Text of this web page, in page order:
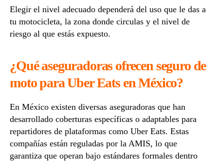
Elegir el nivel adecuado dependerá del uso que le das a
tu motocicleta, la zona donde circulas y el nivel de
riesgo al que estás expuesto.
¿Qué aseguradoras ofrecen seguro de
moto para Uber Eats en México?
En México existen diversas aseguradoras que han
desarrollado coberturas específicas o adaptables para
repartidores de plataformas como Uber Eats. Estas
compañías están reguladas por la AMIS, lo que
garantiza que operan bajo estándares formales dentro